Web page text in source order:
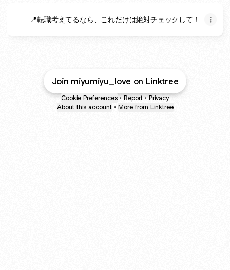
📍転職考えてるなら、これだけは絶対チェックして！
Join miyumiyu_love on Linktree
Cookie Preferences • Report • Privacy
About this account • More from Linktree